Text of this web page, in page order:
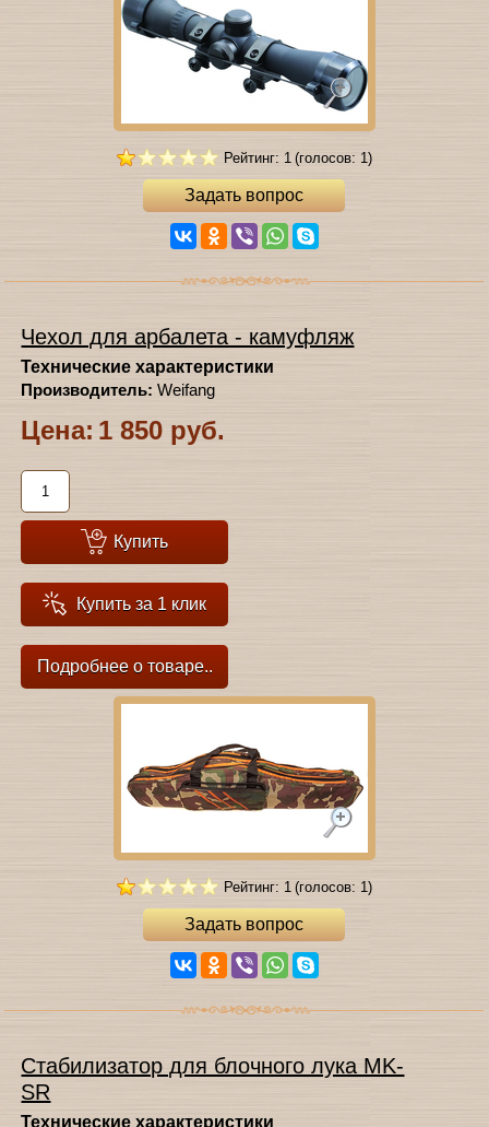
Рейтинг: 1 (голосов: 1)
Задать вопрос
Чехол для арбалета - камуфляж
Технические характеристики
Производитель: Weifang
Цена: 1 850 руб.
Купить
Купить за 1 клик
Подробнее о товаре..
Рейтинг: 1 (голосов: 1)
Задать вопрос
Стабилизатор для блочного лука MK-
SR
Технические характеристики